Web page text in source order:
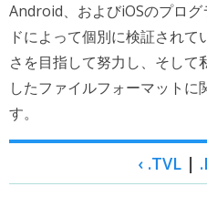
Android、およびiOSのプロ
ドによって個別に検証され
さを目指して努力し、そして
したファイルフォーマットに
す。
‹ .TVL |